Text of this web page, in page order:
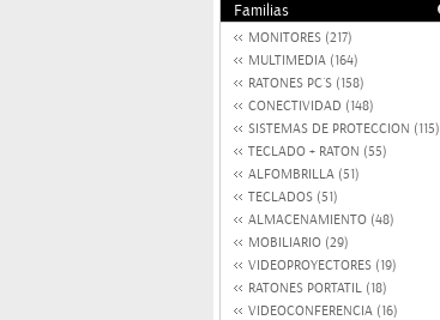
Familias
MONITORES (217)
MULTIMEDIA (164)
RATONES PC´S (158)
CONECTIVIDAD (148)
SISTEMAS DE PROTECCION (115)
TECLADO + RATON (55)
ALFOMBRILLA (51)
TECLADOS (51)
ALMACENAMIENTO (48)
MOBILIARIO (29)
VIDEOPROYECTORES (19)
RATONES PORTATIL (18)
VIDEOCONFERENCIA (16)